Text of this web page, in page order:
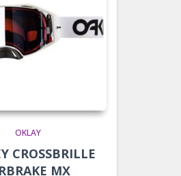
OKLAY
CROSSBRILLE
MX